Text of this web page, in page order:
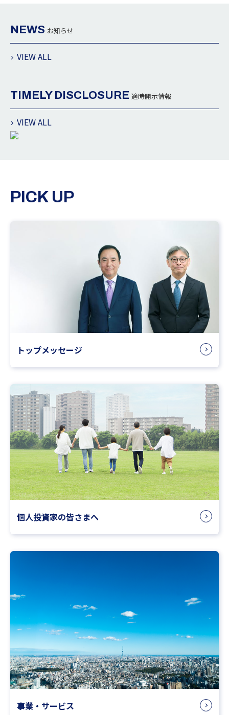
NEWS お知らせ
VIEW ALL
TIMELY DISCLOSURE 適時開示情報
VIEW ALL
PICK UP
トップメッセージ
個人投資家の皆さまへ
事業・サービス